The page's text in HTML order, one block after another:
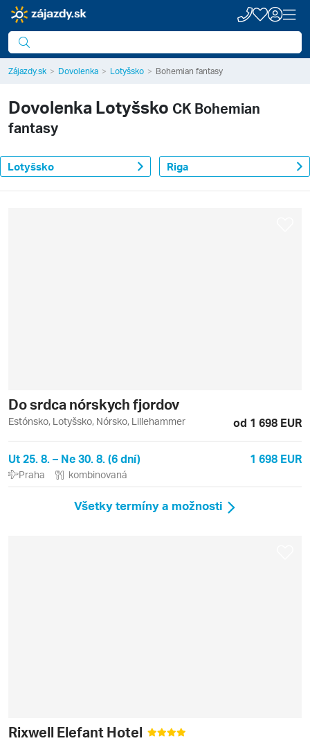
Zájazdy.sk Dovolenka Lotyšsko Bohemian fantasy
Dovolenka Lotyšsko CK Bohemian
fantasy
Lotyšsko Riga
Do srdca nórskych fjordov
Estónsko, Lotyšsko, Nórsko, Lillehammer od 1 698 EUR
Ut 25. 8. – Ne 30. 8. (6 dní) 1 698 EUR
Praha kombinovaná
Všetky termíny a možnosti
Rixwell Elefant Hotel